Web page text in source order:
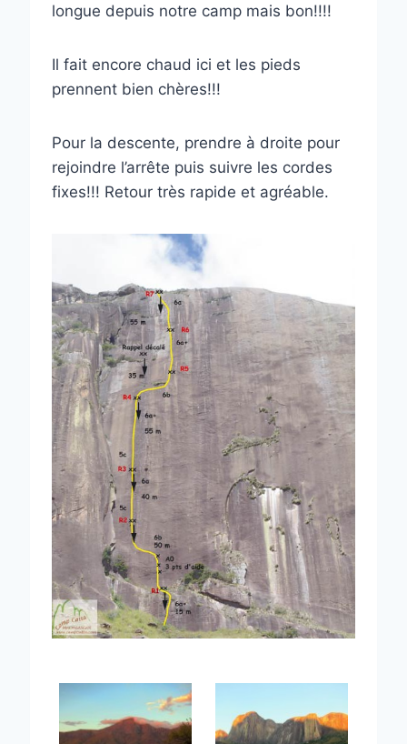
longue depuis notre camp mais bon!!!!
Il fait encore chaud ici et les pieds
prennent bien chères!!!
Pour la descente, prendre à droite pour
rejoindre l’arrête puis suivre les cordes
fixes!!! Retour très rapide et agréable.